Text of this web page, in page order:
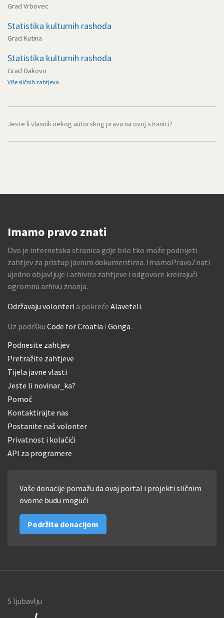
Grad Vrbovec
Statistika kulturnih rashoda
Grad Kutina
Statistika kulturnih rashoda
Grad Đakovo
Više sličnih zahtjeva
Jeste li vlasnik nekog autorskog prava na ovoj stranici?
Imamo pravo znati
Ovo je internetska stranica gdje bilo tko može podnijeti
zahtjev za pristup javnim dokumentima. ImamoPravoZnati
ujedno objavljuje i arhivira zahtjeve i odgovore kreirajući
ogromnu arhivu znanja.
Održavaju volonteri a pokreće Alaveteli.
Uz podršku Code for Croatia i Gonga.
Podnesite zahtjev
Pretražite zahtjeve
Tijela javne vlasti
Jeste li novinar_ka?
Pomoć
Kontaktirajte nas
Postanite naš volonter
Privatnost i kolačići
API za programere
Vaše donacije pomažu da ovaj portal i projekti sličnim
ovome budu mogući
Podržite donacijom
S ljubavlju